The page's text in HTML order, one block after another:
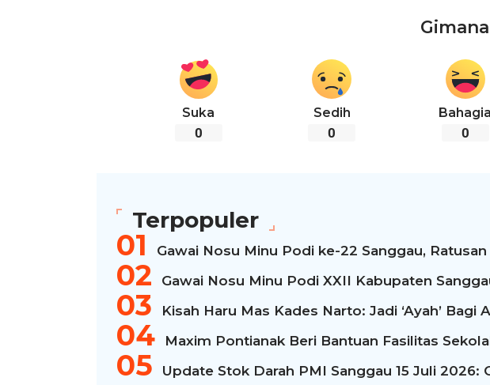
Suka
0
Sedih
0
Bahagia
0
Terpopuler
Gawai Nosu Minu Podi ke-22 Sanggau,
Gawai Nosu Minu Podi XXII Kabupaten
Kisah Haru Mas Kades Narto: Jadi ‘Ayah’
Maxim Pontianak Beri Bantuan Fasilitas
Update Stok Darah PMI Sanggau 15 Juli